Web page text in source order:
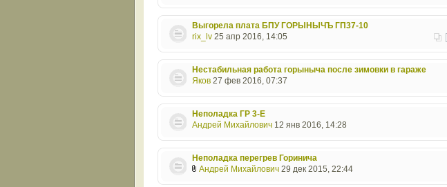
Выгорела плата БПУ ГОРЫНЫЧЪ ГП37-10
rix_lv25 апр 2016, 14:05
Нестабильная работа горыныча после зимовки в гараже
Яков27 фев 2016, 07:37
Неполадка ГР 3-E
Андрей Михайлович12 янв 2016, 14:28
Неполадка перегрев Горинича
Андрей Михайлович29 дек 2015, 22:44